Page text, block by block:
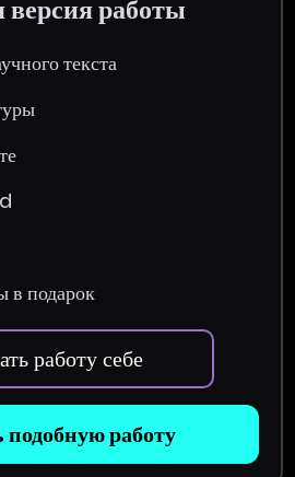
работы
текста
в подарок
работу себе
подобную работу